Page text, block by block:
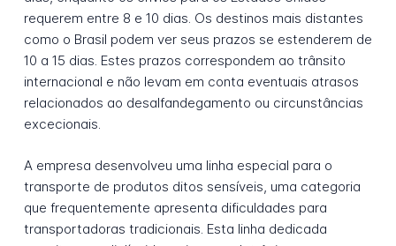
requerem entre 8 e 10 dias. Os destinos mais distantes
como o Brasil podem ver seus prazos se estenderem de
10 a 15 dias. Estes prazos correspondem ao trânsito
internacional e não levam em conta eventuais atrasos
relacionados ao desalfandegamento ou circunstâncias
excecionais.
A empresa desenvolveu uma linha especial para o
transporte de produtos ditos sensíveis, uma categoria
que frequentemente apresenta dificuldades para
transportadoras tradicionais. Esta linha dedicada